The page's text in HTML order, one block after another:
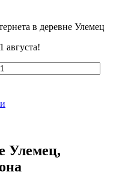
в деревне Улемец
августа!
Улемец,